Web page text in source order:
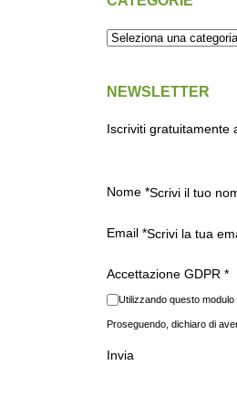
NEWSLETTER
Iscriviti gratuitamente
Nome *
Email *
Accettazione GDPR *
Utilizzando questo
Proseguendo, dichiaro di
Invia